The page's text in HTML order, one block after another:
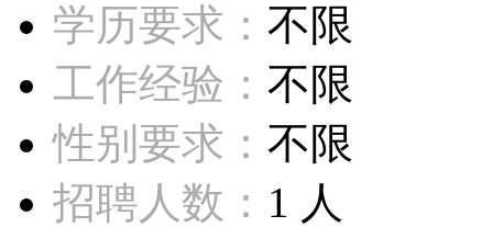
学历要求： 不限
工作经验： 不限
性别要求： 不限
招聘人数： 1 人